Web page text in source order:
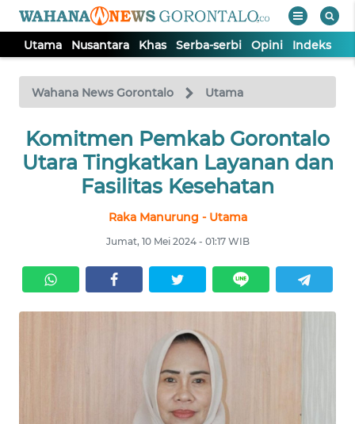
Utama Nusantara Khas Serba-serbi Opini Indeks
Wahana News Gorontalo Utama
Komitmen Pemkab Gorontalo
Utara Tingkatkan Layanan dan
Fasilitas Kesehatan
Raka Manurung - Utama
Jumat, 10 Mei 2024 - 01:17 WIB
TV
Tutup
UTAMA
NUSANTARA
SERBA-
SERBI